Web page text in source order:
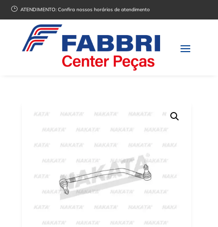
} ATENDIMENTO:Confira nossos horários de atendimento